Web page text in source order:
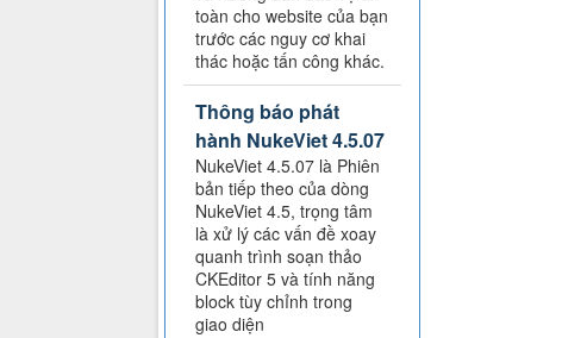
toàn cho website của bạn
trước các nguy cơ khai
thác hoặc tấn công khác.
Thông báo phát
hành NukeViet 4.5.07
NukeViet 4.5.07 là Phiên
bản tiếp theo của dòng
NukeViet 4.5, trọng tâm
là xử lý các vấn đề xoay
quanh trình soạn thảo
CKEditor 5 và tính năng
block tùy chỉnh trong
giao diện